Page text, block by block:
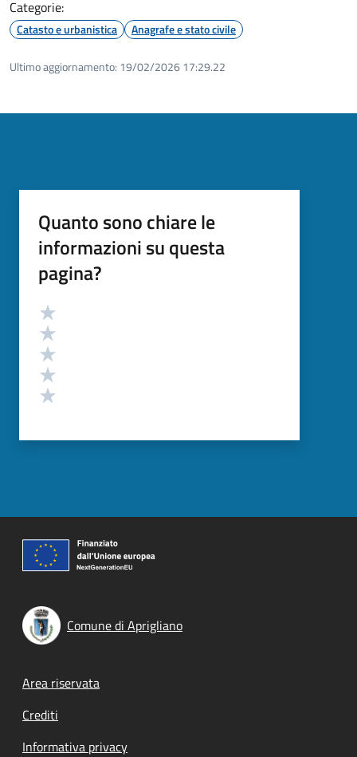
Categorie:
Catasto e urbanistica Anagrafe e stato civile
Ultimo aggiornamento: 19/02/2026 17:29.22
Quanto sono chiare le
informazioni su questa
pagina?
Valutazione
Comune di Aprigliano
Footer menu
Area riservata
Crediti
Informativa privacy